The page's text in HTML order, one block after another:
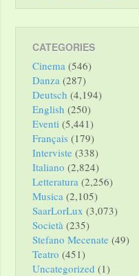
CATEGORIES
Cinema (546)
Danza (287)
Deutsch (4,194)
English (250)
Eventi (5,441)
Français (179)
Interviste (338)
Italiano (2,824)
Letteratura (2,256)
Musica (2,105)
SaarLorLux (3,073)
Società (235)
Stefano Mecenate (49)
Teatro (451)
Uncategorized (1)